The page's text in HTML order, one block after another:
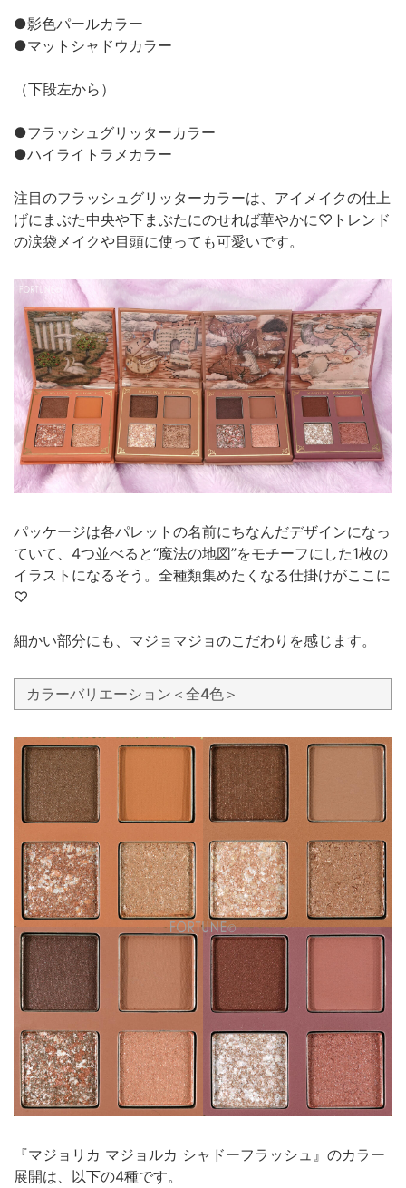
●影色パールカラー
●マットシャドウカラー
（下段左から）
●フラッシュグリッターカラー
●ハイライトラメカラー
注目のフラッシュグリッターカラーは、アイメイクの仕上
げにまぶた中央や下まぶたにのせれば華やかに♡トレンド
の涙袋メイクや目頭に使っても可愛いです。
パッケージは各パレットの名前にちなんだデザインになっ
ていて、4つ並べると“魔法の地図”をモチーフにした1枚の
イラストになるそう。全種類集めたくなる仕掛けがここに
♡
細かい部分にも、マジョマジョのこだわりを感じます。
カラーバリエーション＜全4色＞
『マジョリカ マジョルカ シャドーフラッシュ』のカラー
展開は、以下の4種です。